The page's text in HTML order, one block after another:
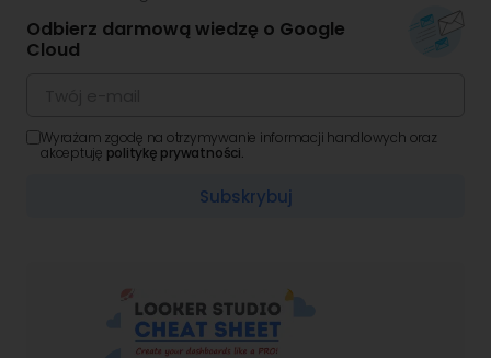
Odbierz darmową wiedzę o Google
Cloud
Wyrażam zgodę na otrzymywanie informacji handlowych oraz
akceptuję politykę prywatności.
Subskrybuj